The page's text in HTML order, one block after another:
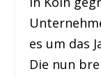
es um das
Die nun